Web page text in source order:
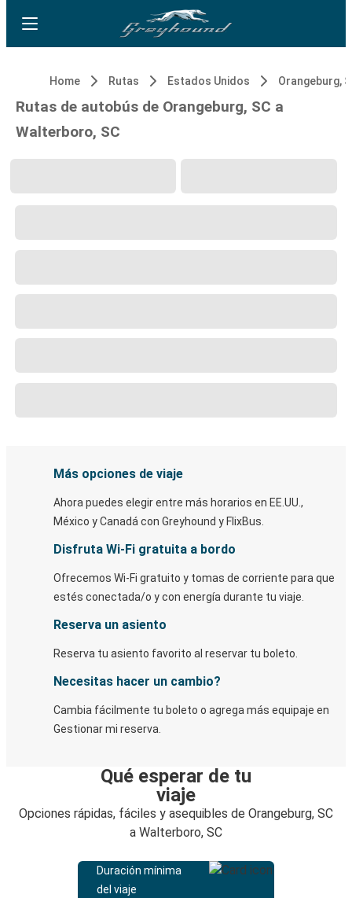
Home Rutas Estados Unidos Orangeburg,
Rutas de autobús de Orangeburg, SC a
Walterboro, SC
Más opciones de viaje
Ahora puedes elegir entre más horarios en EE.UU.,
México y Canadá con Greyhound y FlixBus.
Disfruta Wi-Fi gratuita a bordo
Ofrecemos Wi-Fi gratuito y tomas de corriente para que
estés conectada/o y con energía durante tu viaje.
Reserva un asiento
Reserva tu asiento favorito al reservar tu boleto.
Necesitas hacer un cambio?
Cambia fácilmente tu boleto o agrega más equipaje en
Gestionar mi reserva.
Qué esperar de tu
viaje
Opciones rápidas, fáciles y asequibles de Orangeburg, SC
a Walterboro, SC
Duración mínima
del viaje